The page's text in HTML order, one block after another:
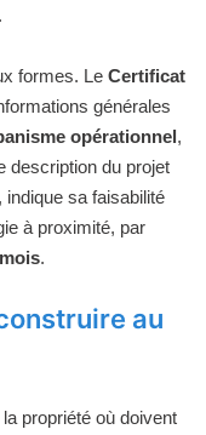
formes. Le Certificat
générales
opérationnel,
description du projet
sa faisabilité
à proximité, par
.
au
propriété où doivent